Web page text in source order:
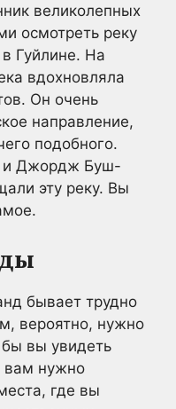
великолепных
осмотреть реку
Гуйлине. На
вдохновляла
Он очень
направление,
подобного.
и Джордж Буш-
эту реку. Вы
бывает трудно
вероятно, нужно
бы вы увидеть
вам нужно
где вы